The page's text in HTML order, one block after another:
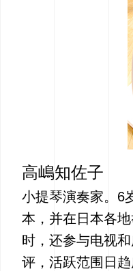
高嶋知佐子
小提琴演奏家。6
本，并在日本各
时，还参与电视
评，活跃范围日趋